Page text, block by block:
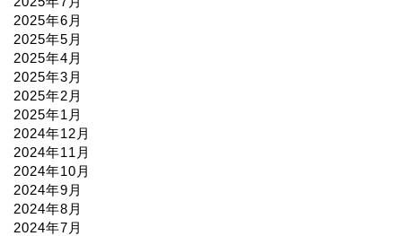
2025年6月
2025年5月
2025年4月
2025年3月
2025年2月
2025年1月
2024年12月
2024年11月
2024年10月
2024年9月
2024年8月
2024年7月